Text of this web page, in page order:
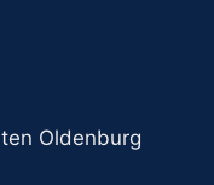
Oldenburg